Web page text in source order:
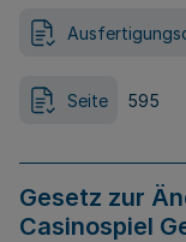
Seite 595
Gesetz zur
Casinospiel